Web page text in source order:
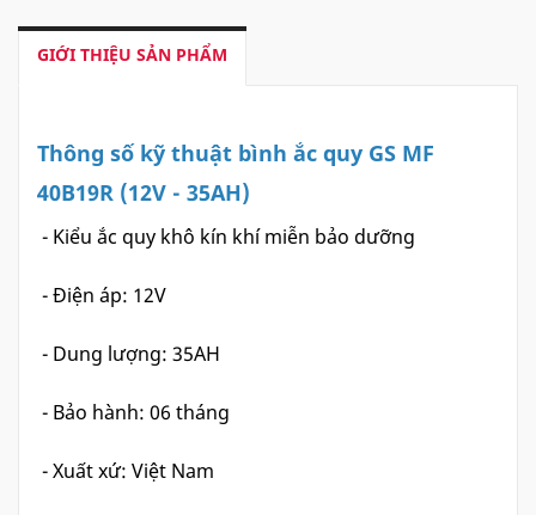
GIỚI THIỆU SẢN PHẨM
Thông số kỹ thuật bình ắc quy GS MF
40B19R (12V - 35AH)
- Kiểu ắc quy khô kín khí miễn bảo dưỡng
- Điện áp: 12V
- Dung lượng: 35AH
- Bảo hành: 06 tháng
- Xuất xứ: Việt Nam